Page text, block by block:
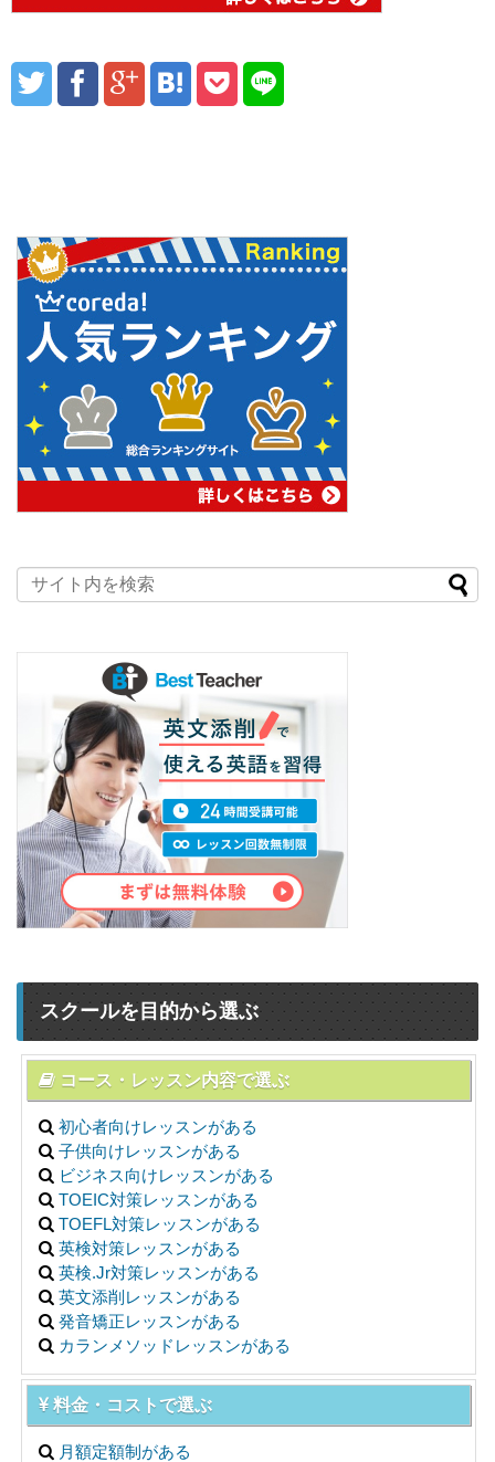
スクールを目的から選ぶ
コース・レッスン内容で選ぶ
初心者向けレッスンがある
子供向けレッスンがある
ビジネス向けレッスンがある
TOEIC対策レッスンがある
TOEFL対策レッスンがある
英検対策レッスンがある
英検.Jr対策レッスンがある
英文添削レッスンがある
発音矯正レッスンがある
カランメソッドレッスンがある
料金・コストで選ぶ
月額定額制がある